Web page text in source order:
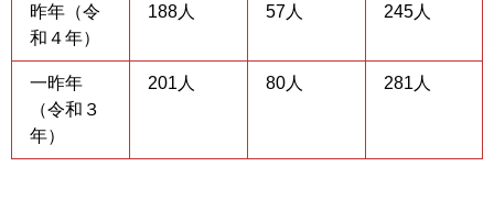
昨年（令
和４年）
188人 57人 245人
一昨年
（令和３
年）
201人 80人 281人